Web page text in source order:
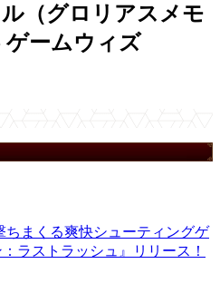
（グロリアスメモ
ゲームウィズ
ちまくる爽快シューティングゲ
ラストラッシュ』リリース！